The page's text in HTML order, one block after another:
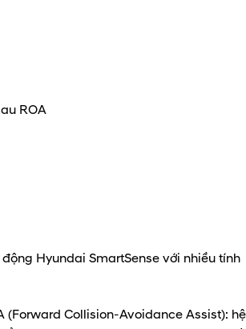
ROA
Hyundai SmartSense với nhiều tính
Collision-Avoidance Assist): hệ